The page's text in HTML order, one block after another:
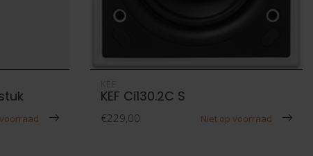
KEF
KEF Ci130.2C S
€229,00 Niet op voorraad